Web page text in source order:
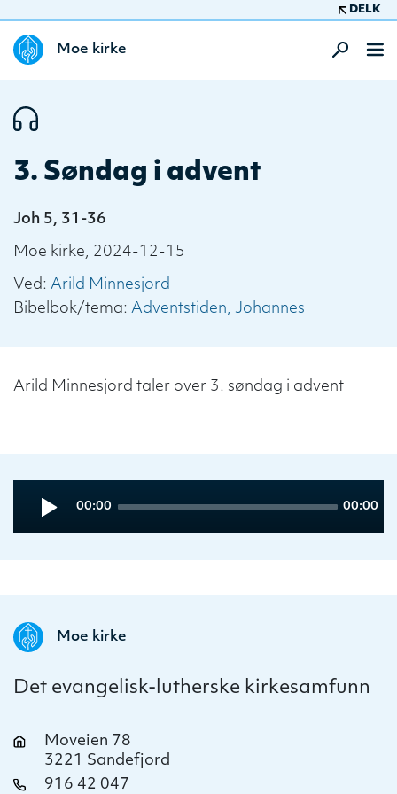
DELK
Moe kirke
3. Søndag i advent
Joh 5, 31-36
Moe kirke, 2024-12-15
Ved: Arild Minnesjord
Bibelbok/tema: Adventstiden Johannes
Arild Minnesjord taler over 3. søndag i advent
Player
Current
00:00
Total
00:00
Moe kirke
Det evangelisk-lutherske kirkesamfunn
Moveien 78
3221 Sandefjord
916 42 047